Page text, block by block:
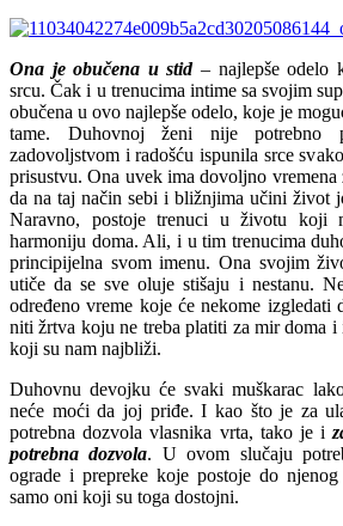
Ona je obučena u stid– najlepše odelo
srcu. Čak i u trenucima intime sa svojim
obučena u ovo najlepše odelo, koje je
tame. Duhovnoj ženi nije potrebno
zadovoljstvom i radošću ispunila srce
prisustvu. Ona uvek ima dovoljno vremena
da na taj način sebi i bližnjima učini život
Naravno, postoje trenuci u životu koji
harmoniju doma. Ali, i u tim trenucima
principijelna svom imenu. Ona svojim
utiče da se sve oluje stišaju i nestanu.
određeno vreme koje će nekome izgledati
niti žrtva koju ne treba platiti za mir doma i
koji su nam najbliži.
Duhovnu devojku će svaki muškarac
neće moći da joj priđe. I kao što je za
potrebna dozvola vlasnika vrta, tako je i
potrebna dozvola. U ovom slučaju
ograde i prepreke koje postoje do
samo oni koji su toga dostojni.